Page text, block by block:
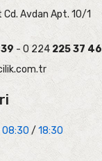
Avdan Apt. 10/1
- 0 224 225 37 46
08:30 / 18:30